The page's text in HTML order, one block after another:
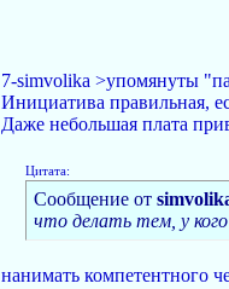
7-simvolika >упомянуты
Инициатива правильная,
Даже небольшая плата
Цитата:
Сообщение от
что делать тем, у кого
нанимать компетентного